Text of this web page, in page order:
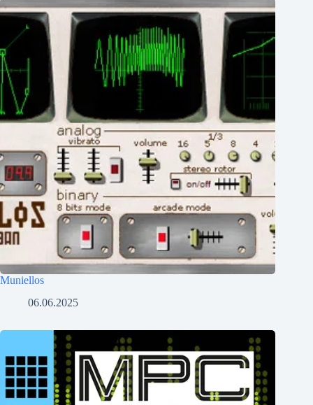
Muniellos
06.06.2025